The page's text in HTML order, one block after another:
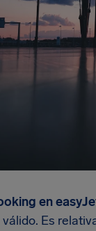
en
Es